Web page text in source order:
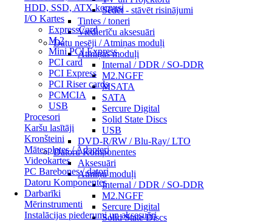
HDD, SSD, ATX korpusi
I/O Kartes
ExpressCard
M.2
Mini PCI Express
PCI card
PCI Express
PCI Riser cards
PCMCIA
USB
Procesori
Karšu lasītāji
Kronšteini
Mātesplates / Adapteri
Videokartes
PC Barebones / datori
Datoru Komponentes
Darbarīki
Mērinstrumenti
Instalācijas piederumi un aksesuāri
Sēdēt - stāvēt risinājumi
Tintes / toneri
Viedierīču aksesuāri
Datu nesēji / Atmiņas moduļi
Atmiņas moduļi
Internal / DDR / SO-DDR
M2.NGFF
MSATA
SATA
Sercure Digital
Solid State Discs
USB
DVD-R/RW / Blu-Ray/ LTO
Datoru Komponentes
Aksesuāri
Atmiņu moduļi
Internal / DDR / SO-DDR
M2.NGFF
Sercure Digital
Solid State Discs